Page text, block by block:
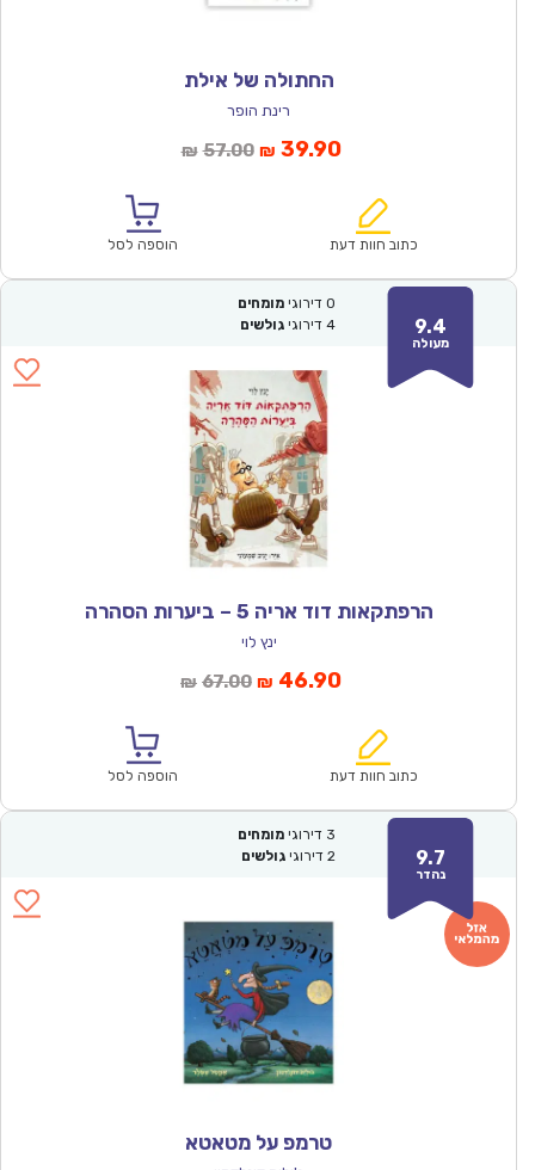
החתולה של אילת
רינת הופר
₪ 57.00המחיר
₪57.00.
₪ 39.90המחיר
הוא:
כתוב חוות דעת הוספה לסל
9.4
מעולה
0 דירוגי מומחים
4 דירוגי גולשים
הרפתקאות דוד אריה 5 – ביערות הסהרה
ינץ לוי
₪ 67.00המחיר
₪67.00.
₪ 46.90המחיר
הוא:
כתוב חוות דעת הוספה לסל
9.7
נהדר
3 דירוגי מומחים
2 דירוגי גולשים
טרמפ על מטאטא